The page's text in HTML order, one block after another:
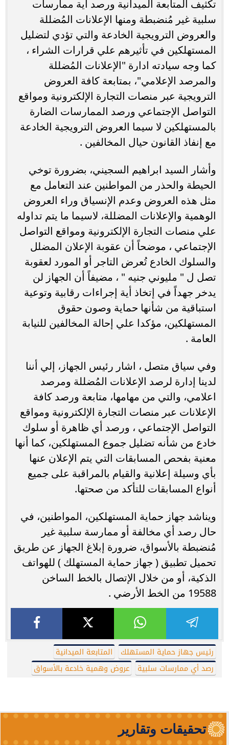
تكثيف المتابعة الميدانية ورصد أية ممارسات
سلبية غير مُنضبطة ومنها الإعلانات المُضللة
والعروض الترويجية الخادعة والتي تؤدي لتضليل
المستهلكين في تأثيرهم علي قرارات الشراء ،
كما وجه سيادته ادارة "الإعلانات المُضللة
والمرصد الإعلامي"، بمتابعة كافة العروض
الترويجية عبر منصات التجارة الإلكترونية ومواقع
التواصل الإجتماعي ورصد الممارسات الضارة
بالمستهلكين لا سيما العروض الترويجية الخادعة
مع إنفاذ القانون حيال المخالفين .
وأشار السيد ابراهيم السجيني، بضرورة توخي
الحيطة والحذر من المواطنين عند التعامل مع
مثل هذه العروض وعدم الإنسياق وراء العروض
الوهمية والإعلانات المضللة، لاسيما ما يتم تداوله
علي منصات التجارة الإلكترونية ومواقع التواصل
الإجتماعي ، موضحاً أن عقوبة الإعلان المضلل
والسلوك الخادع تُعرض التاجر أو المورد لعقوبة
تصل ل " مليوني جنيه " ، مضيفاً أن الجهاز لن
يدخر جهداً في إتخاذ أية إجراءات رقابية وتوعية
استباقية من شأنها حماية وصون حقوق
المستهلكين، مؤكدا علي إحالة المخالفين للنيابة
العامة .
وفي سياق متصل ، اشار رئيس الجهاز، إلي أننا
لدينا إدارة لرصد الإعلانات المُضللة ومرصد
اعلامي، والتي من مهامها، متابعة ورصد كافة
الإعلانات عبر منصات التجارة الإلكترونية ومواقع
التواصل الإجتماعي ، ورصد أي ظاهرة أو سلوك
خادع من شأنه تضليل جموع المستهلكين، كما أنها
معنية بفحص المسابقات التي يتم الإعلان عنها
بأي وسيلة إعلانية والقيام بالمراقبة على جميع
أنواع المسابقات للتأكد من صحتها.
ويناشد جهاز حماية المستهلكين، المواطنين، في
حال رصد أي مخالفة أو ممارسة سلبية غير
مُنضبطة بالأسواق، ضرورة إبلاغ الجهاز عن طريق
تحميل تطبيق ( جهاز حماية المستهلك ) للهواتف
الذكية، أو من خلال الإتصال بالخط الساخن
19588 من الخط الأرضي .
رئيس جهاز حماية المستهلك
المتابعة الميدانية
رصد أي ممارسات سلبية
عروض وهمية خادعة بالأسواق
تحقيقات وتقارير